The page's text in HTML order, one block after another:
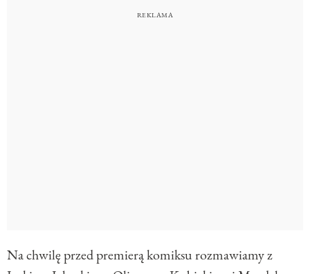
Na chwilę przed premierą komiksu rozmawiamy z